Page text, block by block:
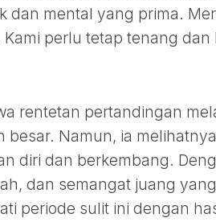
dan mental yang prima.
perlu tetap tenang dan
rentetan pertandingan
Namun, ia
diri dan berkembang.
dan semangat juang
periode sulit ini dengan